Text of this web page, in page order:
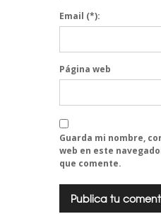
Email (*):
Página web
Guarda mi nombre,
web en este
que comente.